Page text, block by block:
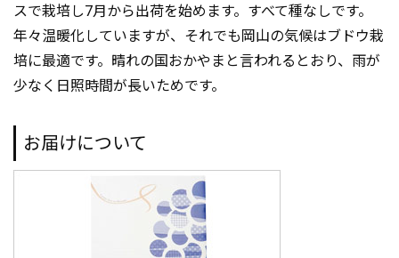
スで栽培し7月から出荷を始めます。すべて種なしです。
年々温暖化していますが、それでも岡山の気候はブドウ栽
培に最適です。晴れの国おかやまと言われるとおり、雨が
少なく日照時間が長いためです。
お届けについて